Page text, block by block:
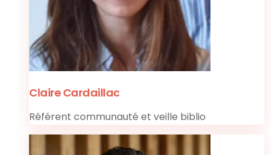
Claire Cardaillac
Référent communauté et veille biblio